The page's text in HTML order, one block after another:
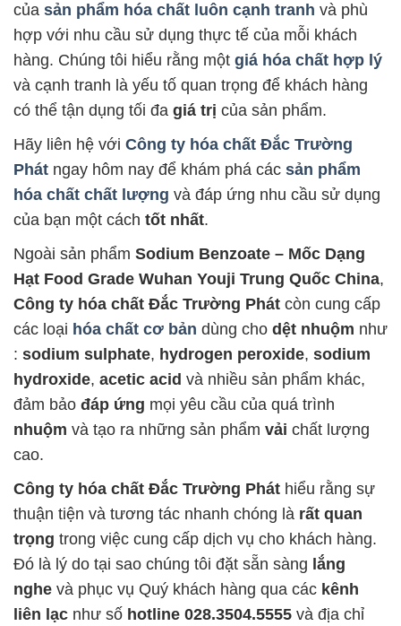
của sản phẩm hóa chất luôn cạnh tranh và phù
hợp với nhu cầu sử dụng thực tế của mỗi khách
hàng. Chúng tôi hiểu rằng một giá hóa chất hợp lý
và cạnh tranh là yếu tố quan trọng để khách hàng
có thể tận dụng tối đa giá trị của sản phẩm.
Hãy liên hệ với Công ty hóa chất Đắc Trường
Phát ngay hôm nay để khám phá các sản phẩm
hóa chất chất lượng và đáp ứng nhu cầu sử dụng
của bạn một cách tốt nhất.
Ngoài sản phẩm Sodium Benzoate – Mốc Dạng
Hạt Food Grade Wuhan Youji Trung Quốc China,
Công ty hóa chất Đắc Trường Phát còn cung cấp
các loại hóa chất cơ bản dùng cho dệt nhuộm như
: sodium sulphate, hydrogen peroxide, sodium
hydroxide, acetic acid và nhiều sản phẩm khác,
đảm bảo đáp ứng mọi yêu cầu của quá trình
nhuộm và tạo ra những sản phẩm vải chất lượng
cao.
Công ty hóa chất Đắc Trường Phát hiểu rằng sự
thuận tiện và tương tác nhanh chóng là rất quan
trọng trong việc cung cấp dịch vụ cho khách hàng.
Đó là lý do tại sao chúng tôi đặt sẵn sàng lắng
nghe và phục vụ Quý khách hàng qua các kênh
liên lạc như số hotline 028.3504.5555 và địa chỉ